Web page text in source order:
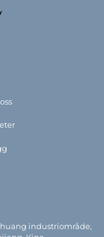
industriområde,